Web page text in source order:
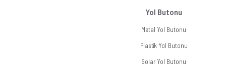
Yol Butonu
Metal Yol Butonu
Plastik Yol Butonu
Solar Yol Butonu